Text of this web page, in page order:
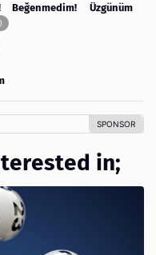
Beğenmedim! Üzgünüm
in;